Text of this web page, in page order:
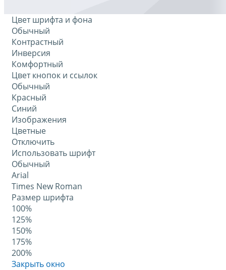
Цвет шрифта и фона
Обычный
Контрастный
Инверсия
Комфортный
Цвет кнопок и ссылок
Обычный
Красный
Синий
Изображения
Цветные
Отключить
Использовать шрифт
Обычный
Arial
Times New Roman
Размер шрифта
100%
125%
150%
175%
200%
Закрыть окно